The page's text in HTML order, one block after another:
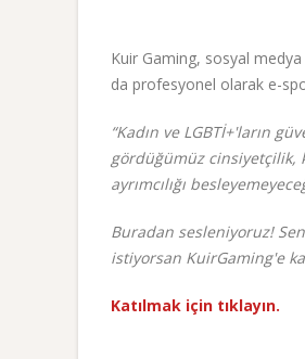
Kuir Gaming, sosyal medya
da profesyonel olarak e-
“Kadın ve LGBTİ+'ların
gördüğümüz cinsiyetçilik,
ayrımcılığı
Buradan sesleniyoruz!
istiyorsan KuirGaming'e
Katılmak için tıklayın.